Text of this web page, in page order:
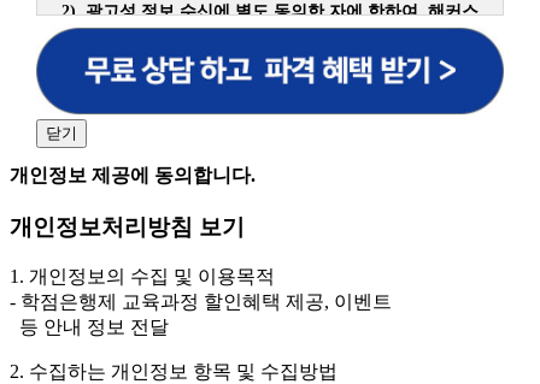
2) 광고성 정보 수신에 별도 동의한 자에 한하여 해커스
원격평생교육원을 비롯한 해커스 교육그룹의 새로운 서
비스 신상품이나 이벤트, 최신 정보 안내 등 신청자의 취
향에 맞는 최적의 서비스를 제공하기 위함.
어, 해커스일본어, 해커스잡, 해커스금융, 해커스임용, 해커스공무
원, 해커스경찰, 해커스소방, 해커스공인중개사, 해커스주택관리
사, 해커스편입 등)
3. 개인정보 보유/이용 기간: 법령상 정하는 경우를 제
외하고는 회원탈퇴 시까지 이용 및 보관합니다. 단, 비회
원이거나 상담 시로부터 3년 이내 탈퇴하는 자의 경우,
소비자 불만 또는 분쟁처리를 위해 3년간 보관합니다.
의 경우에는 상담 신청이 제한됩니다.
닫기
개인정보 제공에 동의합니다.
개인정보처리방침 보기
1. 개인정보의 수집 및 이용목적
- 학점은행제 교육과정 할인혜택 제공, 이벤트
등 안내 정보 전달
2. 수집하는 개인정보 항목 및 수집방법